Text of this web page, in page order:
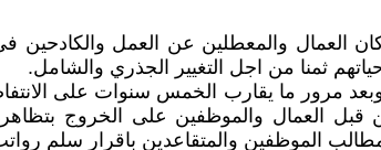
انطلاق انتفاضة اكتوبر عام 2019 كان العمال
ثمنا من اجل التغيير الجذري والشامل.
مرور ما يقارب الخمس سنوات على
قبل العمال والموظفين على الخروج
الموظفين والمتقاعدين باقرار سلم